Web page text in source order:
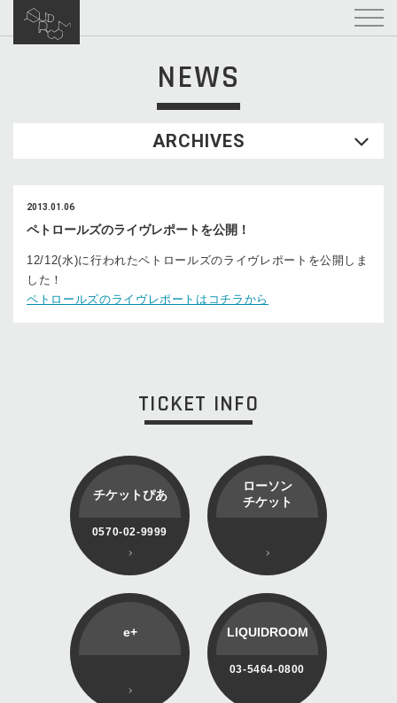
NEWS
ARCHIVES
2013.01.06
ペトロールズのライヴレポートを公開！
12/12(水)に行われたペトロールズのライヴレポートを公開しま
した！
ペトロールズのライヴレポートはコチラから
TICKET INFO
チケットぴあ
0570-02-9999
ローソン
チケット
e+ LIQUIDROOM
03-5464-0800